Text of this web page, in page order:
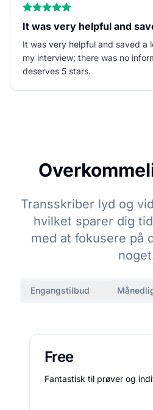
It was very helpful and
It was very helpful and saved a
my interview; there was no
deserves 5 stars.
Transskriber lyd og
hvilket sparer dig
med at fokusere på
Engangstilbud
Free
Fantastisk til prøver og